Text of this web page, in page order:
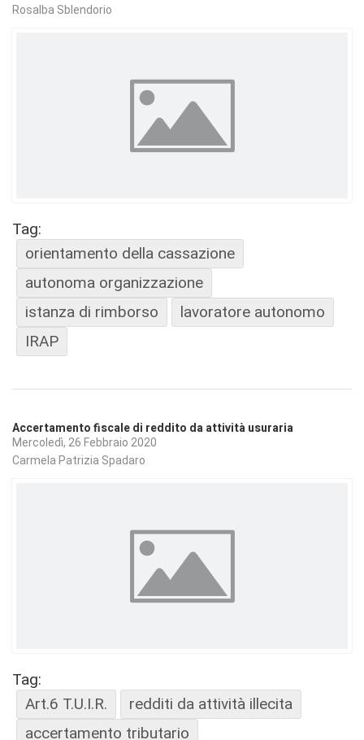
Rosalba Sblendorio
Tag:
orientamento della cassazione
autonoma organizzazione
istanza di rimborso
lavoratore autonomo
IRAP
Accertamento fiscale di reddito da attività usuraria
Mercoledì, 26 Febbraio 2020
Carmela Patrizia Spadaro
Tag:
Art.6 T.U.I.R.
redditi da attività illecita
accertamento tributario